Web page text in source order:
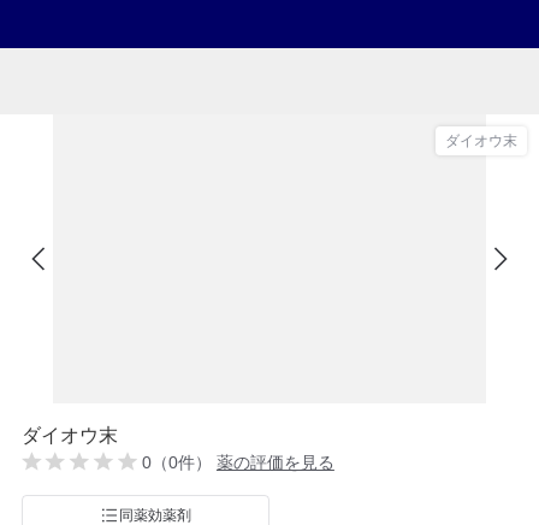
ダイオウ末
ダイオウ末
0（0件） 薬の評価を見る
同薬効薬剤